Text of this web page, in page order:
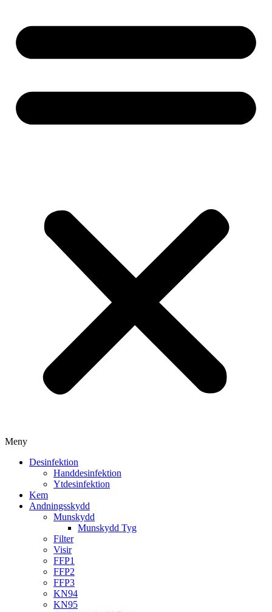
Meny
Desinfektion
Handdesinfektion
Ytdesinfektion
Kem
Andningsskydd
Munskydd
Munskydd Tyg
Filter
Visir
FFP1
FFP2
FFP3
KN94
KN95